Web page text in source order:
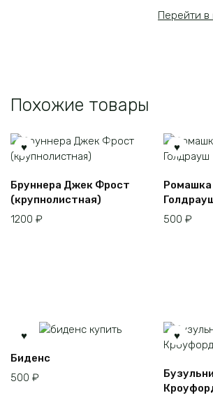
Перейти в
Похожие товары
Бруннера Джек Фрост
(крупнолистная)
1200 ₽
500 ₽
Биденс
500 ₽